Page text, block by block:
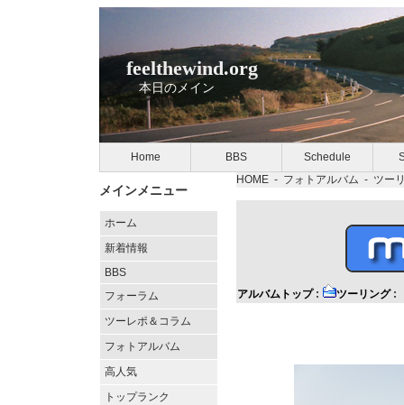
feelthewind.org
本日のメイン
Home BBS Schedule
メインメニュー
ホーム
新着情報
BBS
フォーラム
ツーレポ＆コラム
フォトアルバム
高人気
トップランク
HOME - フォトアルバム - ツー
アルバムトップ: ツーリング: